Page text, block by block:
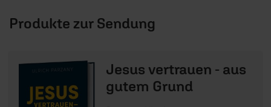
Produkte zur Sendung
Jesus vertrauen - aus
gutem Grund